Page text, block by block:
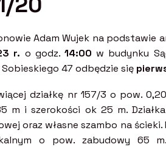
Adam Wujek na podstawie
r. o godz.14:00 w budynku
47 odbędzie się
działkę nr 157/3 o pow.
i szerokości ok 25 m.
oraz własne szambo na
o pow. zabudowy 65